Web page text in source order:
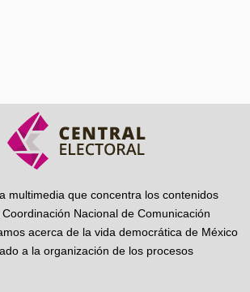
multimedia que concentra los contenidos
Nacional de Comunicación
acerca de la vida democrática de México
a la organización de los procesos